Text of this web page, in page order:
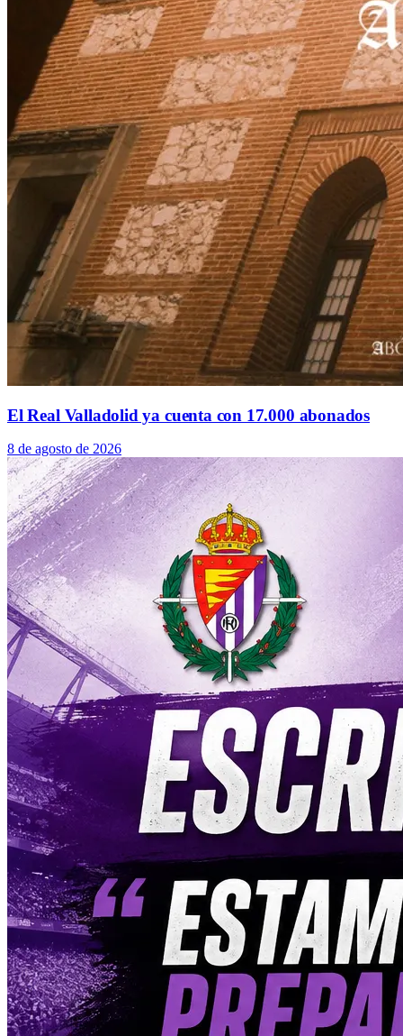
El Real Valladolid ya cuenta con 17.000 abonados
8 de agosto de 2026